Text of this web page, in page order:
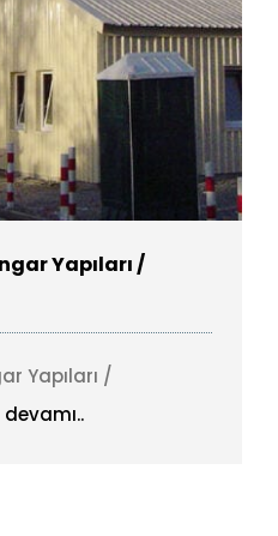
Yapıları /
Yapıları /
devamı..